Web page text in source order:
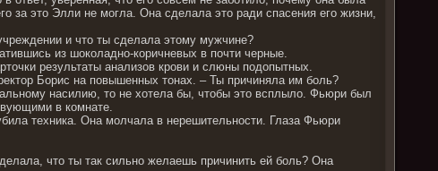
за это Элли не могла. Она сделала это ради спасения его жизни,
и что ты сделала этому мужчине?
из шоколадно-коричневых в почти черные.
результаты анализов крови и слюны подопытных.
Борис на повышенных тонах. – Ты причиняла им боль?
насилию, то не хотела бы, чтобы это всплыло. Фьюри был
в комнате.
техника. Она молчала в нерешительности. Глаза Фьюри
что ты так сильно желаешь причинить ей боль? Она